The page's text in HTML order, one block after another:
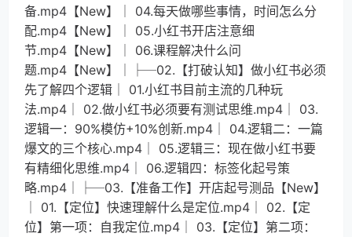
备.mp4【New】│ 04.每天做哪些事情，时间怎么分
配.mp4【New】│ 05.小红书开店注意细
节.mp4【New】│ 06.课程解决什么问
题.mp4【New】│├─02.【打破认知】做小红书必须
先了解四个逻辑│ 01.小红书目前主流的几种玩
法.mp4│ 02.做小红书必须要有测试思维.mp4│ 03.
逻辑一：90%模仿+10%创新.mp4│ 04.逻辑二：一篇
爆文的三个核心.mp4│ 05.逻辑三：现在做小红书要
有精细化思维.mp4│ 06.逻辑四：标签化起号策
略.mp4│├─03.【准备工作】开店起号测品【New】
│ 01.【定位】快速理解什么是定位.mp4│ 02.【定
位】第一项：自我定位.mp4│ 03.【定位】第二项：